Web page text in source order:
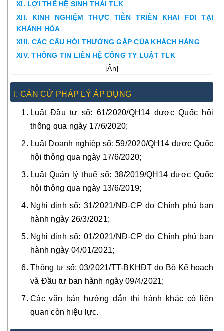
XI. LỢI THẾ HỆ SINH THÁI TLK
XII. KINH NGHIỆM THỰC TIỄN TRIỂN KHAI FDI TẠI
KHÁNH HÒA
XIII. CÁC CÂU HỎI THƯỜNG GẶP CỦA KHÁCH HÀNG
XIV. THÔNG TIN LIÊN HỆ CÔNG TY LUẬT TLK
[Ẩn]
I. CĂN CỨ PHÁP LÝ ÁP DỤNG
Luật Đầu tư số: 61/2020/QH14 được Quốc hội
thông qua ngày 17/6/2020;
Luật Doanh nghiệp số: 59/2020/QH14 được Quốc
hội thông qua ngày 17/6/2020;
Luật Quản lý thuế số: 38/2019/QH14 được Quốc
hội thông qua ngày 13/6/2019;
Nghị định số: 31/2021/NĐ-CP do Chính phủ ban
hành ngày 26/3/2021;
Nghị định số: 01/2021/NĐ-CP do Chính phủ ban
hành ngày 04/01/2021;
Thông tư số: 03/2021/TT-BKHĐT do Bộ Kế hoạch
và Đầu tư ban hành ngày 09/4/2021;
Các văn bản hướng dẫn thi hành khác có liên
quan còn hiệu lực.